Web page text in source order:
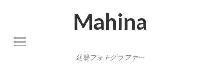
Mahina
建築フォトグラファー